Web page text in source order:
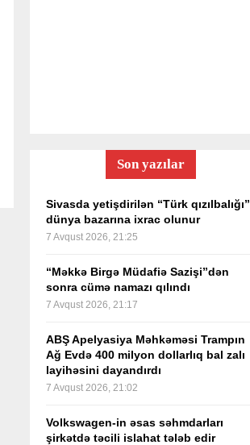
Son yazılar
Sivasda yetişdirilən “Türk qızılbalığı”
dünya bazarına ixrac olunur
7 Avqust 2026, 21:25
“Məkkə Birgə Müdafiə Sazişi”dən
sonra cümə namazı qılındı
7 Avqust 2026, 21:17
ABŞ Apelyasiya Məhkəməsi Trampın
Ağ Evdə 400 milyon dollarlıq bal zalı
layihəsini dayandırdı
7 Avqust 2026, 21:02
Volkswagen-in əsas səhmdarları
şirkətdə təcili islahat tələb edir